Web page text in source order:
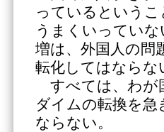
っているという
うまくいってい
増は、外国人の問
転化してはならな
すべては、わが
ダイムの転換を急
ならない。